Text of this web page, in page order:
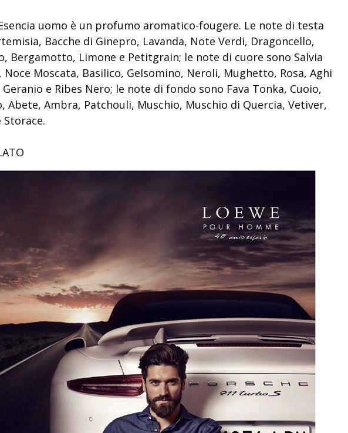
uomo è un profumo aromatico-fougere. Le note di testa
Bacche di Ginepro, Lavanda, Note Verdi, Dragoncello,
Bergamotto, Limone e Petitgrain; le note di cuore sono Salvia
Noce Moscata, Basilico, Gelsomino, Neroli, Mughetto, Rosa, Aghi
Geranio e Ribes Nero; le note di fondo sono Fava Tonka, Cuoio,
Abete, Ambra, Patchouli, Muschio, Muschio di Quercia, Vetiver,
Storace.